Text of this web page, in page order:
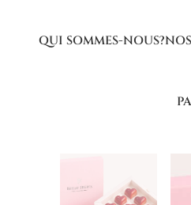
QUI SOMMES-NOUS?